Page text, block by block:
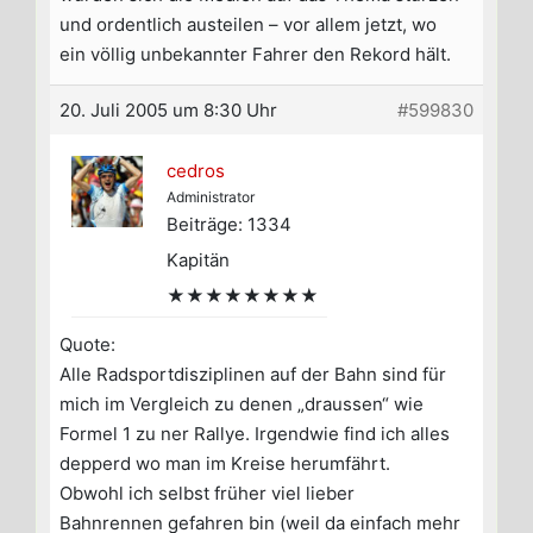
und ordentlich austeilen – vor allem jetzt, wo
ein völlig unbekannter Fahrer den Rekord hält.
20. Juli 2005 um 8:30 Uhr #599830
cedros
Administrator
Beiträge: 1334
Kapitän
★★★★★★★★
Quote:
Alle Radsportdisziplinen auf der Bahn sind für
mich im Vergleich zu denen „draussen“ wie
Formel 1 zu ner Rallye. Irgendwie find ich alles
depperd wo man im Kreise herumfährt.
Obwohl ich selbst früher viel lieber
Bahnrennen gefahren bin (weil da einfach mehr